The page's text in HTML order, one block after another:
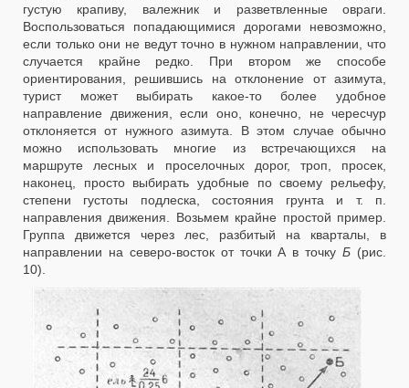
густую крапиву, валежник и разветвленные овраги.
Воспользоваться попадающимися дорогами невозможно,
если только они не ведут точно в нужном направлении, что
случается крайне редко. При втором же способе
ориентирования, решившись на отклонение от азимута,
турист может выбирать какое-то более удобное
направление движения, если оно, конечно, не чересчур
отклоняется от нужного азимута. В этом случае обычно
можно использовать многие из встречающихся на
маршруте лесных и проселочных дорог, троп, просек,
наконец, просто выбирать удобные по своему рельефу,
степени густоты подлеска, состояния грунта и т. п.
направления движения. Возьмем крайне простой пример.
Группа движется через лес, разбитый на кварталы, в
направлении на северо-восток от точки А в точкуБ (рис.
10).